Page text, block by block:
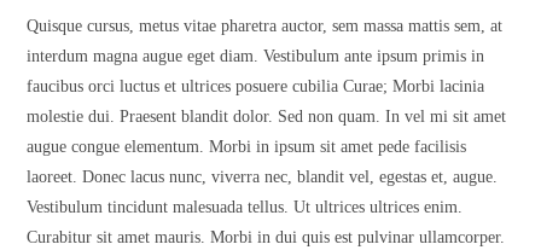
Quisque cursus, metus vitae pharetra auctor, sem massa mattis sem, at
interdum magna augue eget diam. Vestibulum ante ipsum primis in
faucibus orci luctus et ultrices posuere cubilia Curae; Morbi lacinia
molestie dui. Praesent blandit dolor. Sed non quam. In vel mi sit amet
augue congue elementum. Morbi in ipsum sit amet pede facilisis
laoreet. Donec lacus nunc, viverra nec, blandit vel, egestas et, augue.
Vestibulum tincidunt malesuada tellus. Ut ultrices ultrices enim.
Curabitur sit amet mauris. Morbi in dui quis est pulvinar ullamcorper.